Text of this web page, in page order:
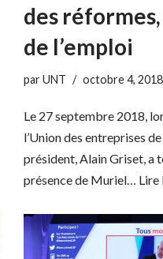
des
de l’emploi
parUNT octobre 4, 2018
Le 27 septembre 2018,
l’Union des entreprises
président, Alain Griset, a
présence de Muriel… Lire